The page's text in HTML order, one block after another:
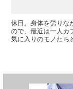
休日。身体を労りな
ので、最近は一人カ
気に入りのモノたち